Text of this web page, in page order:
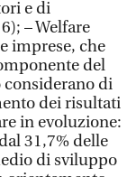
e di
– Welfare
imprese, che
del
di
dei risultati
in evoluzione:
31,7% delle
di sviluppo